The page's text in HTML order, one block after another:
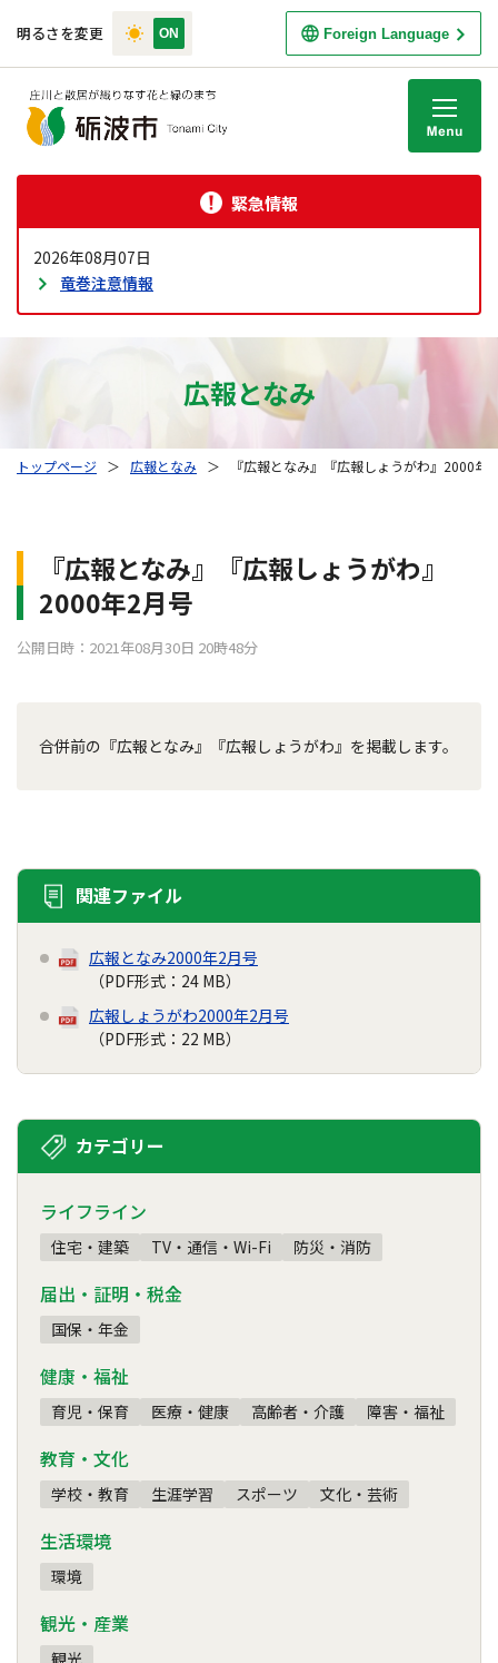
明るさを変更 Foreign Language
緊急情報
2026年08月07日
竜巻注意情報
広報となみ
トップページ ＞ 広報となみ ＞ 『広報となみ』『広報しょうがわ』2000年
『広報となみ』『広報しょうがわ』
2000年2月号
公開日時：2021年08月30日 20時48分
合併前の『広報となみ』『広報しょうがわ』を掲載します。
関連ファイル
広報となみ2000年2月号
（PDF形式：24 MB）
広報しょうがわ2000年2月号
（PDF形式：22 MB）
カテゴリー
ライフライン
住宅・建築 TV・通信・Wi-Fi 防災・消防
届出・証明・税金
国保・年金
健康・福祉
育児・保育 医療・健康 高齢者・介護 障害・福祉
教育・文化
学校・教育 生涯学習 スポーツ 文化・芸術
生活環境
環境
観光・産業
観光